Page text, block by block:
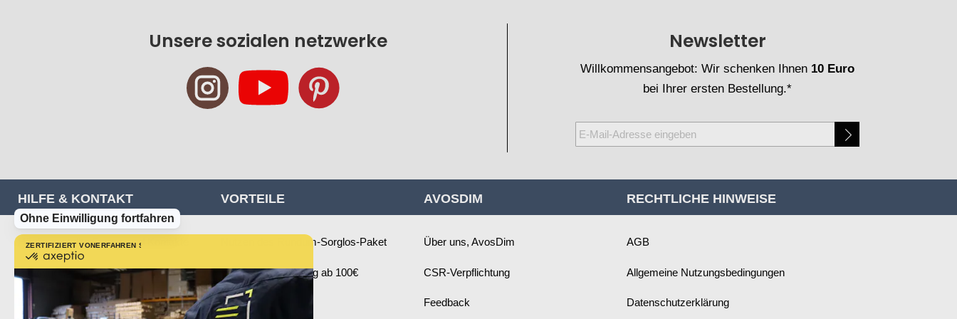
ZERTIFIZIERT VONERFAHREN SIE MEHR ÜBER
Axeptio
-
Erfahren
Sie
Ohne Einwilligung fortfahren
Unsere sozialen netzwerke Newsletter
Willkommensangebot: Wir schenken Ihnen 10 Euro
bei Ihrer ersten Bestellung.*
Melden
Sie
für
Newsletter
HILFE & KONTAKT
Häufig gestellte Fragen und Kontakte
Sendung verfolgen
Bestellung retournieren
VORTEILE
Nutzen des Rundum-Sorglos-Paket
Kostenlose Lieferung ab 100€
AVOSDIM
Über uns, AvosDim
CSR-Verpflichtung
Feedback
RECHTLICHE HINWEISE
AGB
Allgemeine Nutzungsbedingungen
Datenschutzerklärung